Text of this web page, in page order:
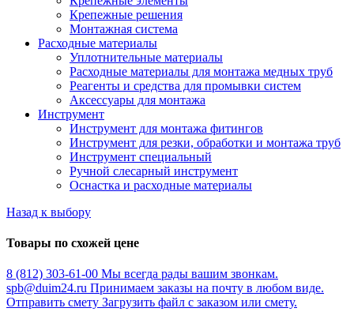
Крепежные решения
Монтажная система
Расходные материалы
Уплотнительные материалы
Расходные материалы для монтажа медных труб
Реагенты и средства для промывки систем
Аксессуары для монтажа
Инструмент
Инструмент для монтажа фитингов
Инструмент для резки, обработки и монтажа труб
Инструмент специальный
Ручной слесарный инструмент
Оснастка и расходные материалы
Назад к выбору
Товары по схожей цене
8 (812) 303-61-00 Мы всегда рады вашим звонкам.
spb@duim24.ru Принимаем заказы на почту в любом виде.
Отправить смету Загрузить файл с заказом или смету.